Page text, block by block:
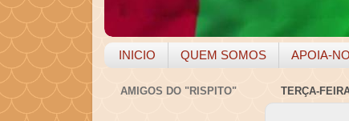
INICIO QUEM SOMOS APOIA-
TERÇA-
AMIGOS DO "RISPITO"